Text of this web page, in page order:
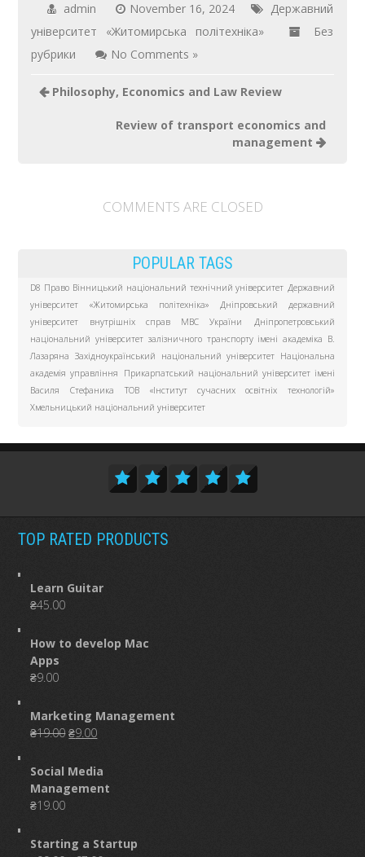
admin November 16, 2024
Державний
університет «Житомирська політехніка»
Без
рубрики
No Comments »
Philosophy, Economics and Law Review
Review of transport economics and
management
COMMENTS ARE CLOSED
POPULAR TAGS
D8 Право Вінницький національний технічний університет Державний
університет «Житомирська політехніка»
Дніпровський державний
університет внутрішніх справ МВС України
Дніпропетровський
національний університет залізничного транспорту імені академіка В.
Лазаряна
Західноукраїнський національний університет
Національна
академія управління
Прикарпатський національний університет імені
Василя Стефаника
ТОВ «Інститут сучасних освітніх технологій»
Хмельницький національний університет
TOP RATED PRODUCTS
Learn Guitar
₴45.00
How to develop Mac
Apps
₴9.00
Marketing Management
₴19.00Original
was:
₴19.00.
₴9.00Current
is:
₴9.00.
Social Media
Management
₴19.00
Starting a Startup